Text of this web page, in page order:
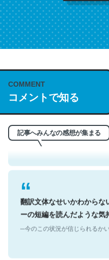
COMMENT
コメントで知る
記事へみんなの感想が集まる
これは名文。彼はとてもク
う。英語少しでも読める人
れ好き。Let’s Fucking
─今のこの状況が信じられるか
翻訳文体なせいかわからな
ーの短編を読んだような気